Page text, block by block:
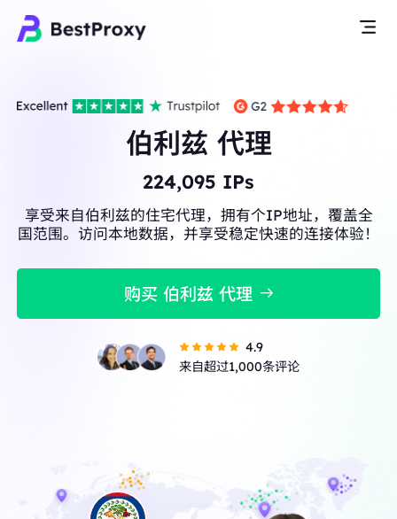
伯利兹 代理
224,095 IPs
享受来自伯利兹的住宅代理，拥有个IP地址，覆盖全
国范围。访问本地数据，并享受稳定快速的连接体验！
购买 伯利兹 代理
4.9
来自超过1,000条评论